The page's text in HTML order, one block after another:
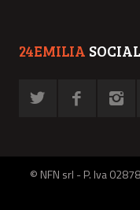
24EMILIA SOCIAL
© NFN srl - P. Iva